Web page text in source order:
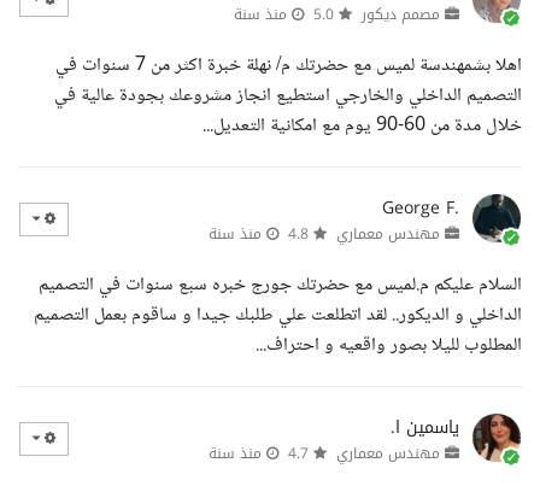
مصمم ديكور منذ سنة
اهلا بشمهندسة لميس مع حضرتك م/ نهلة خبرة اكثر من 7 سنوات في
التصميم الداخلي والخارجي استطيع انجاز مشروعك بجودة عالية في
خلال مدة من 60-90 يوم مع امكانية التعديل...
George F.
مهندس معماري منذ سنة
السلام عليكم م.لميس مع حضرتك جورج خبره سبع سنوات في التصميم
الداخلي و الديكور.. لقد اتطلعت علي طلبك جيدا و ساقوم بعمل التصميم
المطلوب لليلا بصور واقعيه و احتراف...
ياسمين ا.
مهندس معماري منذ سنة